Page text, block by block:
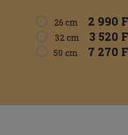
26 cm 2 990
32 cm 3 520
50 cm 7 270